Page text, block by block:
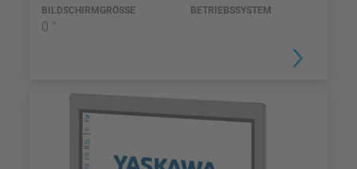
BILDSCHIRMGRÖSSE
0 "
BETRIEBSSYSTEM